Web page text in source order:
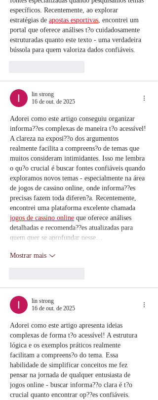
específicos. Recentemente, ao explorar
estratégias de apostas esportivas , encontrei um
portal que oferece análises t?o cuidadosamente
estruturadas quanto este texto - uma verdadeira
bússola para quem valoriza dados confiáveis.
lin strong
16 de out. de 2025
Adorei como este artigo conseguiu organizar
informa??es complexas de maneira t?o acessível!
A clareza na exposi??o dos argumentos
realmente facilita a compreens?o de temas que
muitos consideram intimidantes. Isso me lembra
o qu?o crucial é buscar fontes confiáveis quando
exploramos novos temas - especialmente na área
de jogos de cassino online, onde informa??es
precisas fazem toda diferen?a. Recentemente,
encontrei uma plataforma excelente chamada
jogos de cassino online que oferece análises
detalhadas e recomenda??es atualizadas para
quem quer se aprofundar nesse…
Mostrar mais
lin strong
16 de out. de 2025
Adorei como este artigo apresenta ideias
complexas de forma t?o acessível! A estrutura
lógica e os exemplos práticos realmente
facilitam a compreens?o do tema. Essa
habilidade de simplificar conceitos me fez
pensar na jornada de qualquer entusiasta de
jogos online - buscar informa??o clara é t?o
crucial quanto encontrar op??es confiáveis.